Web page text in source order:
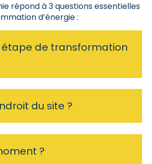
répond à 3 questions essentielles
d’énergie :
étape de transformation
du site ?
?